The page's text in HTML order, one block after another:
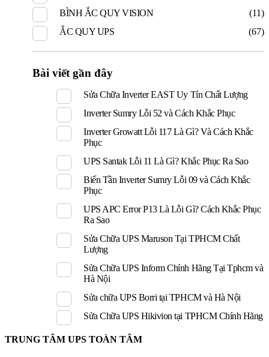
BÌNH ẮC QUY VISION
(11)
ẮC QUY UPS
(67)
Bài viết gần đây
Sửa Chữa Inverter EAST Uy Tín Chất Lượng
Inverter Sumry Lỗi 52 và Cách Khắc Phục
Inverter Growatt Lỗi 117 Là Gì? Và Cách Khắc
Phục
UPS Santak Lỗi 11 Là Gì? Khắc Phục Ra Sao
Biến Tần Inverter Sumry Lỗi 09 và Cách Khắc
Phục
UPS APC Error P13 Là Lỗi Gì? Cách Khắc Phục
Ra Sao
Sửa Chữa UPS Maruson Tại TPHCM Chất
Lượng
Sửa Chữa UPS Inform Chính Hãng Tại Tphcm và
Hà Nội
Sửa chữa UPS Borri tại TPHCM và Hà Nội
Sửa Chữa UPS Hikivion tại TPHCM Chính Hãng
TRUNG TÂM UPS TOÀN TÂM